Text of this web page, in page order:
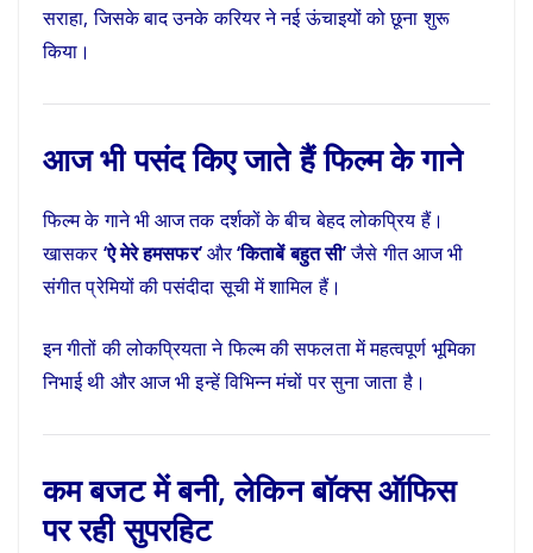
सराहा, जिसके बाद उनके करियर ने नई ऊंचाइयों को छूना शुरू
किया।
आज भी पसंद किए जाते हैं फिल्म के गाने
फिल्म के गाने भी आज तक दर्शकों के बीच बेहद लोकप्रिय हैं।
खासकर‘ऐ मेरे हमसफर’और‘किताबें बहुत सी’जैसे गीत आज भी
संगीत प्रेमियों की पसंदीदा सूची में शामिल हैं।
इन गीतों की लोकप्रियता ने फिल्म की सफलता में महत्वपूर्ण भूमिका
निभाई थी और आज भी इन्हें विभिन्न मंचों पर सुना जाता है।
कम बजट में बनी, लेकिन बॉक्स ऑफिस
पर रही सुपरहिट